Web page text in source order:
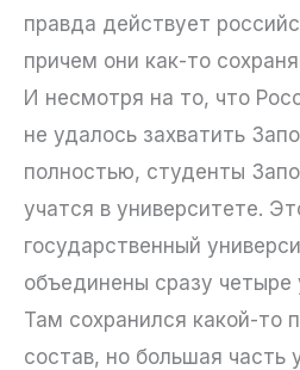
правда действует
причем они как-то
И несмотря на то, что
не удалось захватить
полностью, студенты
учатся в университете.
государственный
объединены сразу четыре
Там сохранился какой-то
состав, но большая часть